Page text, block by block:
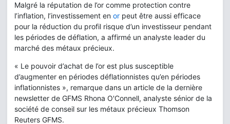
Malgré la réputation de l’or comme protection contre
l’inflation, l’investissement en or peut être aussi efficace
pour la réduction du profil risque d’un investisseur pendant
les périodes de déflation, a affirmé un analyste leader du
marché des métaux précieux.
« Le pouvoir d’achat de l’or est plus susceptible
d’augmenter en périodes déflationnistes qu’en périodes
inflationnistes », remarque dans un article de la dernière
newsletter de GFMS Rhona O'Connell, analyste sénior de la
société de conseil sur les métaux précieux Thomson
Reuters GFMS.